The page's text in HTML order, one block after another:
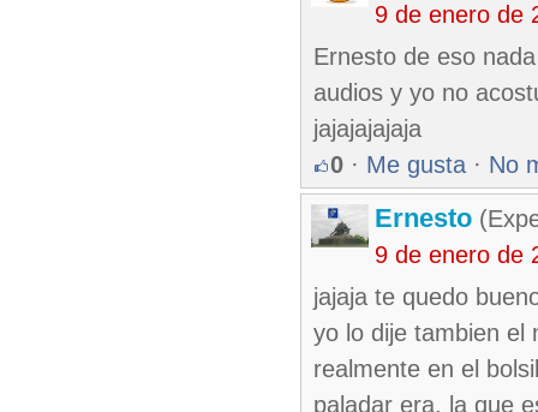
9 de enero de
Ernesto de eso
audios y yo no
jajajajajaja
0 · Me gusta · No
Ernesto
9 de enero de
jajaja te quedo
yo lo dije tambien el
realmente en el
paladar era, la que